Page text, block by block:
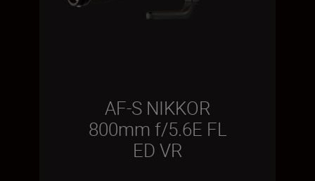
AF-S NIKKOR
800mm f/5.6E FL
ED VR